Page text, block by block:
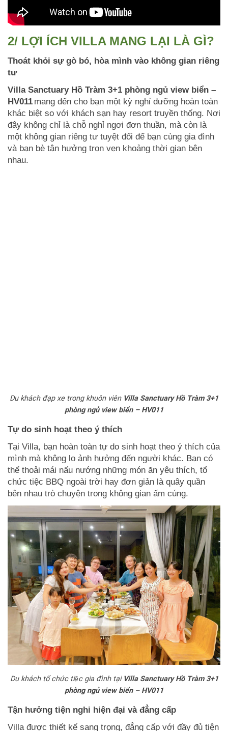
2/ LỢI ÍCH VILLA MANG LẠI LÀ GÌ?
Thoát khỏi sự gò bó, hòa mình vào không gian riêng
tư
Villa Sanctuary Hồ Tràm 3+1 phòng ngủ view biển –
HV011 mang đến cho bạn một kỳ nghỉ dưỡng hoàn toàn
khác biệt so với khách sạn hay resort truyền thống. Nơi
đây không chỉ là chỗ nghỉ ngơi đơn thuần, mà còn là
một không gian riêng tư tuyệt đối để bạn cùng gia đình
và bạn bè tận hưởng trọn vẹn khoảng thời gian bên
nhau.
Du khách đạp xe trong khuôn viên Villa Sanctuary Hồ Tràm 3+1
phòng ngủ view biển – HV011
Tự do sinh hoạt theo ý thích
Tại Villa, bạn hoàn toàn tự do sinh hoạt theo ý thích của
mình mà không lo ảnh hưởng đến người khác. Bạn có
thể thoải mái nấu nướng những món ăn yêu thích, tổ
chức tiệc BBQ ngoài trời hay đơn giản là quây quần
bên nhau trò chuyện trong không gian ấm cúng.
Du khách tổ chức tiệc gia đình tại Villa Sanctuary Hồ Tràm 3+1
phòng ngủ view biển – HV011
Tận hưởng tiện nghi hiện đại và đẳng cấp
Villa được thiết kế sang trọng, đẳng cấp với đầy đủ tiện